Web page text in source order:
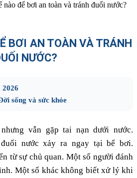
nào để bơi an toàn và tránh đuối nước?
BƠI AN TOÀN VÀ TRÁNH
NƯỚC?
2026
sống và sức khỏe
vẫn gặp tai nạn dưới nước.
nước xảy ra ngay tại bể bơi.
từ sự chủ quan. Một số người đánh
Một số khác không biết xử lý khi